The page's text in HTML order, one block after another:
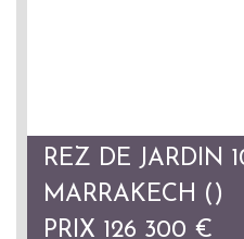
REZ DE JARDIN
MARRAKECH ()
PRIX 126 300 €